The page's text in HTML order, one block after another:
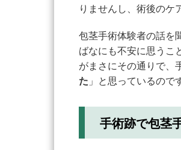
りませんし、術後のケ
包茎手術体験者の話を
ばなにも不安に思うこ
がまさにその通りで、
た 」と思っているので
手術跡で包茎